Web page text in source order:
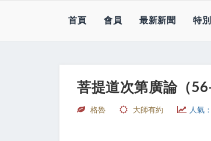
首頁 會員 最新新聞 特
菩提道次第廣論（
格魯 大師有約 人氣：